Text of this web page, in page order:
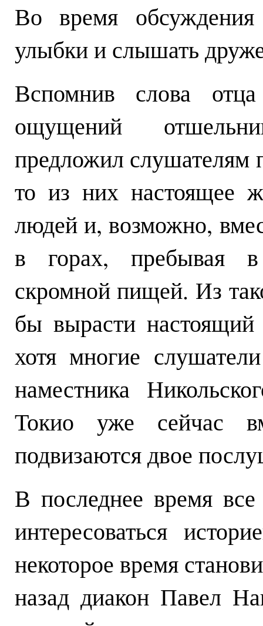
Во время
улыбки и слышать
Вспомнив слова
ощущений
предложил слушателям
то из них настоящее
людей и, возможно,
в горах, пребывая в
скромной пищей. Из
бы вырасти
хотя многие
наместника
Токио уже сейчас
подвизаются двое
В последнее время
интересоваться
некоторое время
назад диакон Павел